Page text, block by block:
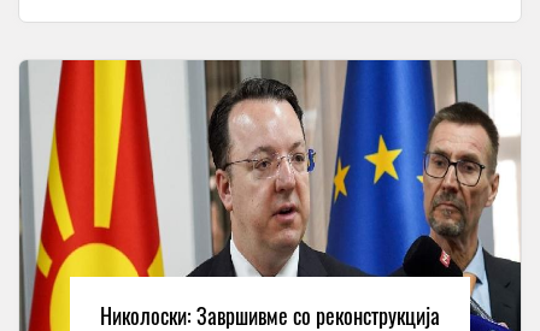
Николоски: Завршивме со реконструкција